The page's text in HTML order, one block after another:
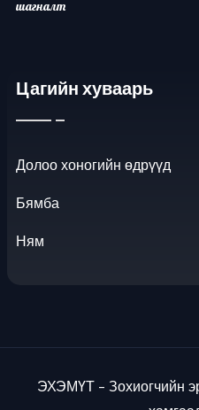
шагналт
Цагийн хуваарь
Долоо хоногийн өдрүүд
Бямба
Ням
ЭХЭМҮТ - Зохиогчийн